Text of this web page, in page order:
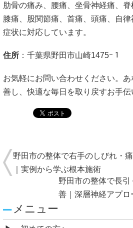
肋骨の痛み、腰痛、坐骨神経痛、脊
膝痛、股関節痛、首痛、頭痛、自
症状に対応しています。
住所 ：千葉県野田市山崎1475ｰ１
お気軽にお問い合わせください。
善し、快適な毎日を取り戻すお手伝
野田市の整体で右手のしびれ・
｜実例から学ぶ根本施術
野田市の整体で長
善｜深層神経アプロ
メニュー